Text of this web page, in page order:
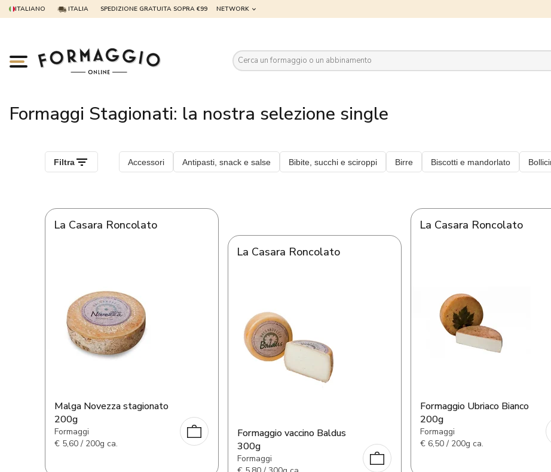
ITALIANO ITALIA SPEDIZIONE GRATUITA SOPRA €99 NETWORK
Formaggi Stagionati: la nostra selezione single
La Casara Roncolato
Malga Novezza stagionato
200g
Formaggi
€ 5,60 / 200g ca.
La Casara Roncolato
Formaggio vaccino Baldus
300g
Formaggi
La Casara Roncolato
Formaggio Ubriaco Bianco
200g
Formaggi
€ 6,50 / 200g ca.